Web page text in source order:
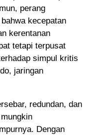
perang
kecepatan
kerentanan
tetapi terpusat
simpul kritis
jaringan
redundan, dan
Dengan